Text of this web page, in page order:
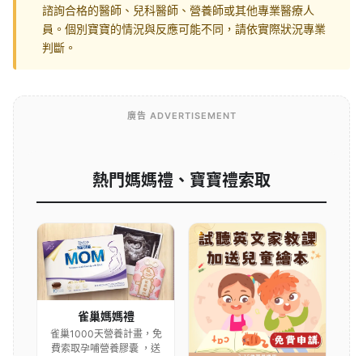
諮詢合格的醫師、兒科醫師、營養師或其他專業醫療人
員。個別寶寶的情況與反應可能不同，請依實際狀況專業
判斷。
廣告 ADVERTISEMENT
熱門媽媽禮、寶寶禮索取
雀巢媽媽禮
雀巢1000天營養計畫，免
費索取孕哺營養膠囊 ，送